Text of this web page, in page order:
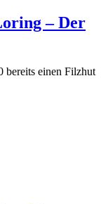
– Der
bereits einen Filzhut